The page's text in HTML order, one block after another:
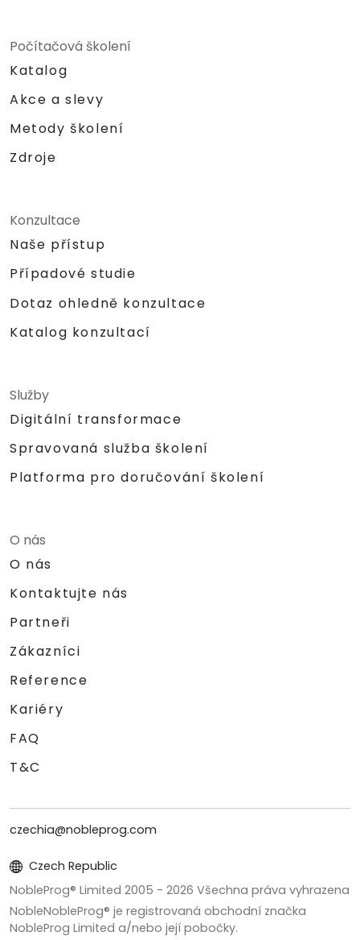
Počítačová školení
Katalog
Akce a slevy
Metody školení
Zdroje
Konzultace
Naše přístup
Případové studie
Dotaz ohledně konzultace
Katalog konzultací
Služby
Digitální transformace
Spravovaná služba školení
Platforma pro doručování školení
O nás
O nás
Kontaktujte nás
Partneři
Zákazníci
Reference
Kariéry
FAQ
T&C
czechia@nobleprog.com
Czech Republic
NobleProg® Limited 2005 - 2026 Všechna práva vyhrazena
NobleNobleProg® je registrovaná obchodní značka
NobleProg Limited a/nebo její pobočky.